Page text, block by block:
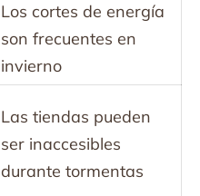
Los cortes de energía
son frecuentes en
invierno
Las tiendas pueden
ser inaccesibles
durante tormentas